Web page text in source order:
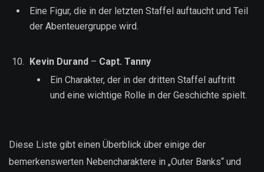
Eine Figur, die in der letzten Staffel auftaucht und Teil
der Abenteuergruppe wird.
Kevin Durand – Capt. Tanny
Ein Charakter, der in der dritten Staffel auftritt
und eine wichtige Rolle in der Geschichte spielt.
Diese Liste gibt einen Überblick über einige der
bemerkenswerten Nebencharaktere in „Outer Banks“ und